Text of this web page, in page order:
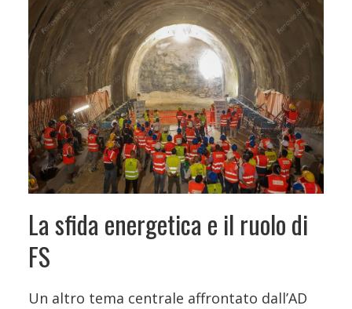
La sfida energetica e il ruolo di
FS
Un altro tema centrale affrontato dall’AD